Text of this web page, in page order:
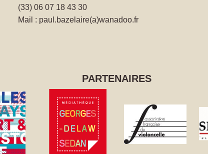
(33) 06 07 18 43 30
Mail : paul.bazelaire(a)wanadoo.fr
PARTENAIRES